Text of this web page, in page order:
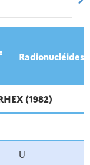
2016
Radionucléides
(1982)
U